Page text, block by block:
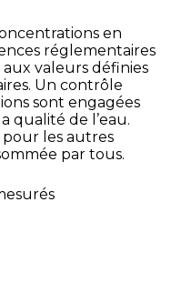
en
réglementaires
aux valeurs définies
Un contrôle
sont engagées
qualité de l’eau.
les autres
par tous.